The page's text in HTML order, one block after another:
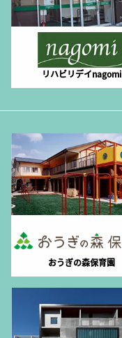
リハビリデイnagomi
おうぎの森保育園